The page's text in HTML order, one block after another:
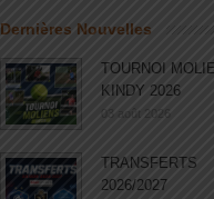
Dernières Nouvelles
TOURNOI
KINDY 2026
03 août 2026
TRANSFERTS
2026/2027